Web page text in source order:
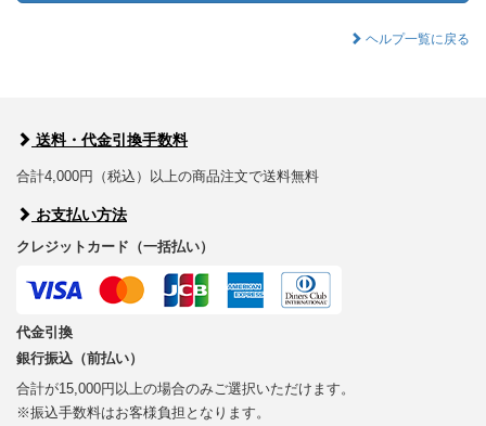
ヘルプ一覧に戻る
送料・代金引換手数料
合計4,000円（税込）以上の商品注文で送料無料
お支払い方法
クレジットカード（一括払い）
代金引換
銀行振込（前払い）
合計が15,000円以上の場合のみご選択いただけます。
※振込手数料はお客様負担となります。